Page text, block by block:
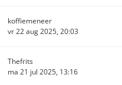
koffiemeneer
vr 22 aug 2025, 20:03
Thefrits
ma 21 jul 2025, 13:16